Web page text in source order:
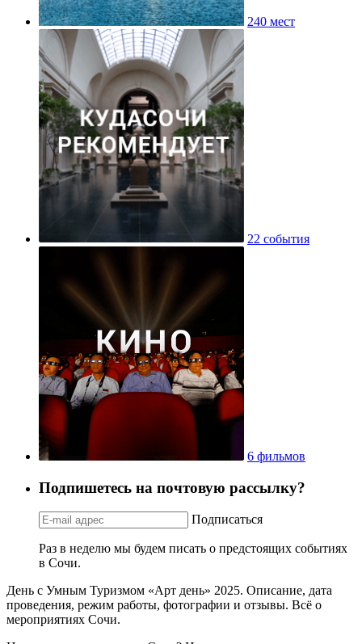
240 мест
22 события
6 фильмов
Подпишетесь на почтовую рассылку?
Подписаться
Раз в неделю мы будем писать о предстоящих событиях
в Сочи.
День с Умным Туризмом «Арт день» 2025. Описание, дата
проведения, режим работы, фотографии и отзывы. Всё о
мероприятиях Сочи.